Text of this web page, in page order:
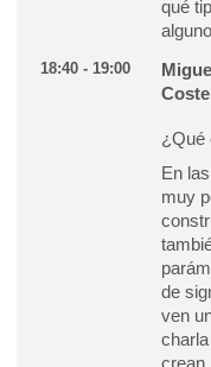
qué
18:40 - 19:00
¿Qué
En
muy
de
ven
crean